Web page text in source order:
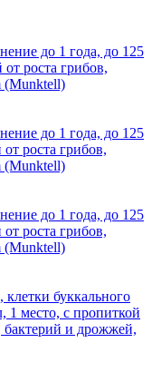
до 1 года, до 125
роста грибов,
(Munktell)
до 1 года, до 125
роста грибов,
(Munktell)
до 1 года, до 125
роста грибов,
(Munktell)
буккального
1 место, с пропиткой
и дрожжей,